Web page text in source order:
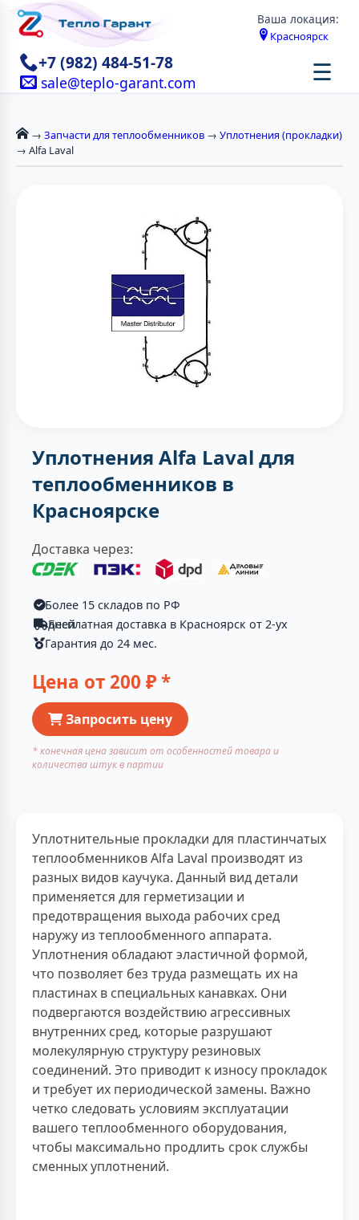
Ваша локация:
Красноярск
+7 (982) 484-51-78
sale@teplo-garant.com ☰
→ Запчасти для теплообменников → Уплотнения (прокладки)
→ Alfa Laval
Уплотнения Alfa Laval для
теплообменников в
Красноярске
Доставка через:
Более 15 складов по РФ
Бесплатная доставка в Красноярск от 2-ух дней
Гарантия до 24 мес.
Цена от 200 ₽ *
Запросить цену
* конечная цена зависит от особенностей товара и
количества штук в партии
Уплотнительные прокладки для пластинчатых
теплообменников Alfa Laval производят из
разных видов каучука. Данный вид детали
применяется для герметизации и
предотвращения выхода рабочих сред
наружу из теплообменного аппарата.
Уплотнения обладают эластичной формой,
что позволяет без труда размещать их на
пластинах в специальных канавках. Они
подвергаются воздействию агрессивных
внутренних сред, которые разрушают
молекулярную структуру резиновых
соединений. Это приводит к износу прокладок
и требует их периодической замены. Важно
четко следовать условиям эксплуатации
вашего теплообменного оборудования,
чтобы максимально продлить срок службы
сменных уплотнений.